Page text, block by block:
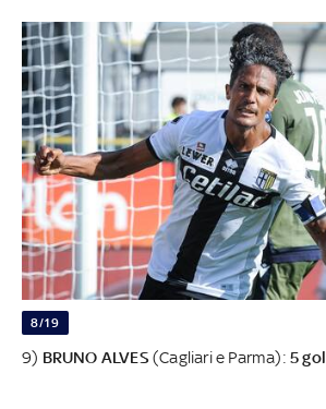
8/19
9) BRUNO ALVES(Cagliari e Parma):5 gol